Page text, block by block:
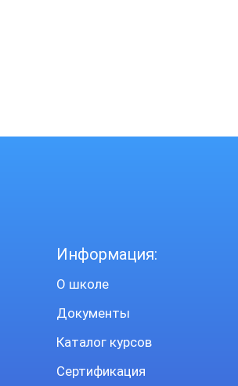
Информация:
О школе
Документы
Каталог курсов
Сертификация